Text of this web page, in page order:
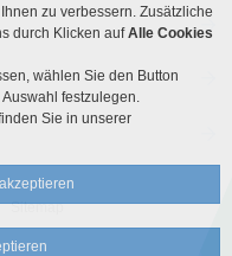
Sitemap
zu verbessern. Zusätzliche
durch Klicken aufAlle Cookies
wählen Sie den Button
festzulegen.
Sie in unserer